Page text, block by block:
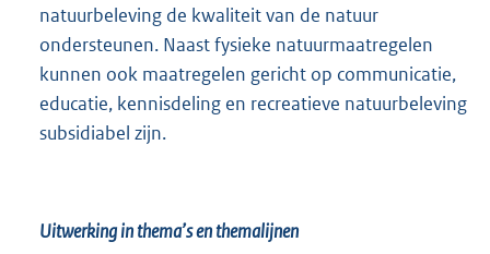
natuurbeleving de kwaliteit van de natuur
ondersteunen. Naast fysieke natuurmaatregelen
kunnen ook maatregelen gericht op communicatie,
educatie, kennisdeling en recreatieve natuurbeleving
subsidiabel zijn.
Uitwerking in thema’s en themalijnen